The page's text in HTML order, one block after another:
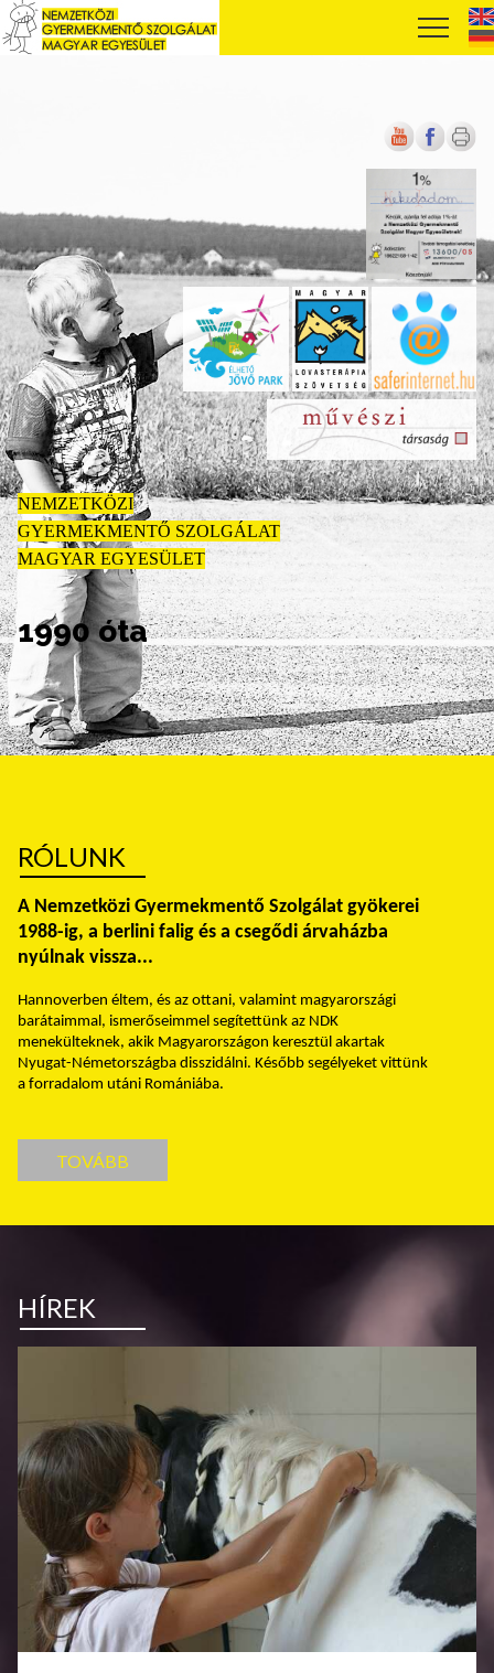
NEMZETKÖZI
GYERMEKMENTŐ SZOLGÁLAT
MAGYAR EGYESÜLET
1990 óta
RÓLUNK
A Nemzetközi Gyermekmentő Szolgálat gyökerei
1988-ig, a berlini falig és a csegődi árvaházba
nyúlnak vissza...
Hannoverben éltem, és az ottani, valamint magyarországi
barátaimmal, ismerőseimmel segítettünk az NDK
menekülteknek, akik Magyarországon keresztül akartak
Nyugat-Németországba disszidálni. Később segélyeket vittünk
a forradalom utáni Romániába.
TOVÁBB
HÍREK